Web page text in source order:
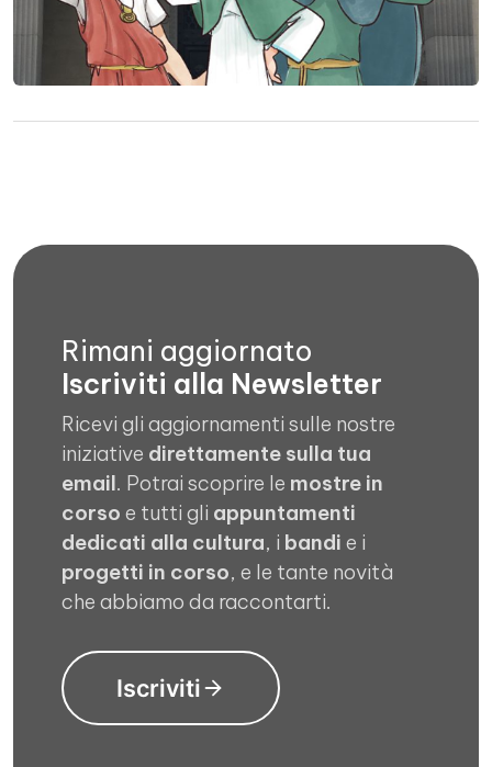
Rimani aggiornato
Iscriviti alla Newsletter
Ricevi gli aggiornamenti sulle nostre
iniziative direttamente sulla tua
email. Potrai scoprire le mostre in
corso e tutti gli appuntamenti
dedicati alla cultura, i bandi e i
progetti in corso, e le tante novità
che abbiamo da raccontarti.
Iscriviti